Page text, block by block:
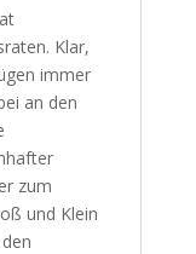
Klar,
immer
an den
zum
und Klein